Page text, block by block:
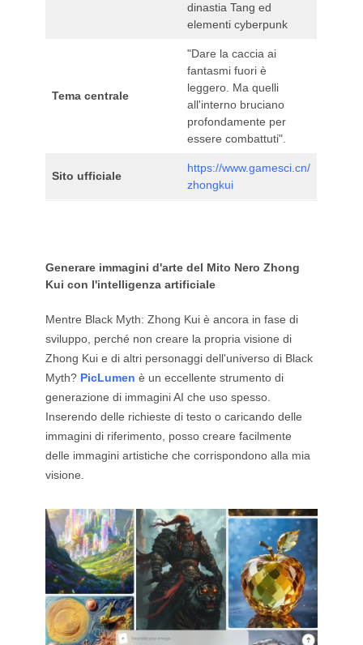
dinastia Tang ed
elementi cyberpunk
Tema centrale
"Dare la caccia ai
fantasmi fuori è
leggero. Ma quelli
all'interno bruciano
profondamente per
essere combattuti".
Sito ufficiale
https://www.gamesci.cn/
zhongkui
Generare immagini d'arte del Mito Nero Zhong
Kui con l'intelligenza artificiale
Mentre Black Myth: Zhong Kui è ancora in fase di
sviluppo, perché non creare la propria visione di
Zhong Kui e di altri personaggi dell'universo di Black
Myth? PicLumen è un eccellente strumento di
generazione di immagini AI che uso spesso.
Inserendo delle richieste di testo o caricando delle
immagini di riferimento, posso creare facilmente
delle immagini artistiche che corrispondono alla mia
visione.